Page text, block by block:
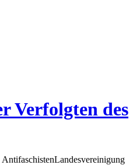
Verfolgten des
Landesvereinigung